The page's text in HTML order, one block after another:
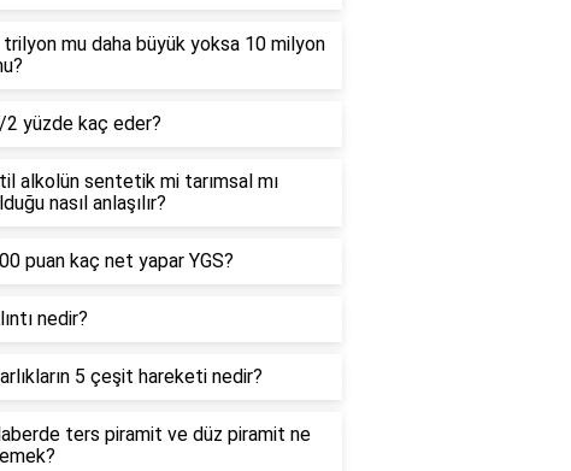
trilyon mu daha büyük yoksa 10 milyon
2 yüzde kaç eder?
alkolün sentetik mi tarımsal mı
nasıl anlaşılır?
puan kaç net yapar YGS?
nedir?
5 çeşit hareketi nedir?
ters piramit ve düz piramit ne